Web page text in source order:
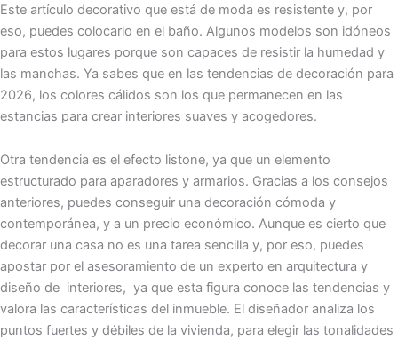
Este artículo decorativo que está de moda es resistente y, por
eso, puedes colocarlo en el baño. Algunos modelos son idóneos
para estos lugares porque son capaces de resistir la humedad y
las manchas. Ya sabes que en las tendencias de decoración para
2026, los colores cálidos son los que permanecen en las
estancias para crear interiores suaves y acogedores.
Otra tendencia es el efecto listone, ya que un elemento
estructurado para aparadores y armarios. Gracias a los consejos
anteriores, puedes conseguir una decoración cómoda y
contemporánea, y a un precio económico. Aunque es cierto que
decorar una casa no es una tarea sencilla y, por eso, puedes
apostar por el asesoramiento de un experto en arquitectura y
diseño de interiores, ya que esta figura conoce las tendencias y
valora las características del inmueble. El diseñador analiza los
puntos fuertes y débiles de la vivienda, para elegir las tonalidades